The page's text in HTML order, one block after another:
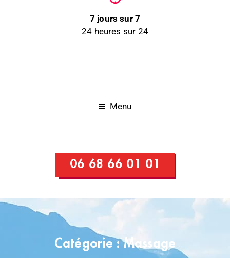
7 jours sur 7
24 heures sur 24
Menu
06 68 66 01 01
Catégorie :Massage